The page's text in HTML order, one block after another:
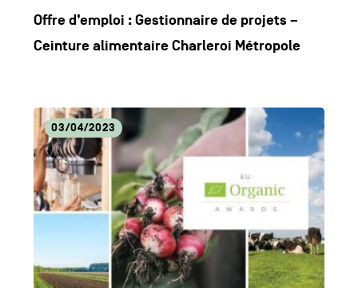
Offre d’emploi : Gestionnaire de projets –
Ceinture alimentaire Charleroi Métropole
03/04/2023
Lire
l'article